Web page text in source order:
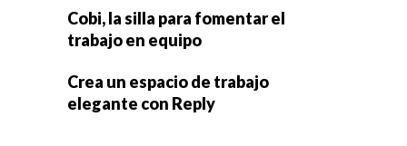
Cobi, la silla para fomentar el
trabajo en equipo
Crea un espacio de trabajo
elegante con Reply